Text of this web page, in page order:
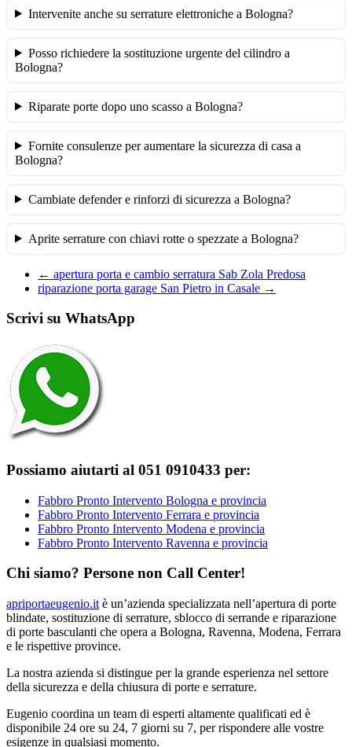
Intervenite anche su serrature elettroniche a Bologna?
Posso richiedere la sostituzione urgente del cilindro a
Bologna?
Riparate porte dopo uno scasso a Bologna?
Fornite consulenze per aumentare la sicurezza di casa a
Bologna?
Cambiate defender e rinforzi di sicurezza a Bologna?
Aprite serrature con chiavi rotte o spezzate a Bologna?
← apertura porta e cambio serratura Sab Zola Predosa
riparazione porta garage San Pietro in Casale →
Scrivi su WhatsApp
Possiamo aiutarti al 051 0910433 per:
Fabbro Pronto Intervento Bologna e provincia
Fabbro Pronto Intervento Ferrara e provincia
Fabbro Pronto Intervento Modena e provincia
Fabbro Pronto Intervento Ravenna e provincia
Chi siamo? Persone non Call Center!
apriportaeugenio.it è un’azienda specializzata nell’apertura di porte
blindate, sostituzione di serrature, sblocco di serrande e riparazione
di porte basculanti che opera a Bologna, Ravenna, Modena, Ferrara
e le rispettive province.
La nostra azienda si distingue per la grande esperienza nel settore
della sicurezza e della chiusura di porte e serrature.
Eugenio coordina un team di esperti altamente qualificati ed è
disponibile 24 ore su 24, 7 giorni su 7, per rispondere alle vostre
esigenze in qualsiasi momento.